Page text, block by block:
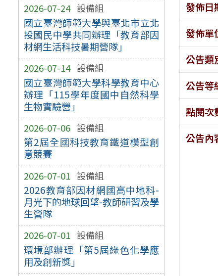
2026-07-24 設備組
國立臺灣師範大學與臺北市立北
投國民中學共同辦理「教育部因
材網生活科技暑期營隊」
2026-07-14 設備組
國立臺灣師範大學科學教育中心
辦理「115學年度國中自然科學
生物實驗營」
2026-07-06 設備組
第2屆全國科技教育鐵道模型創
意競賽
2026-07-01 設備組
2026教育部因材網國高中地科-
月光下的地球回望-教師研習及學
生營隊
2026-07-01 設備組
環境部辦理「第5屆綠色化學應
用及創新獎」
發佈日
發佈單
公告類
公告等
點閱次
公告內